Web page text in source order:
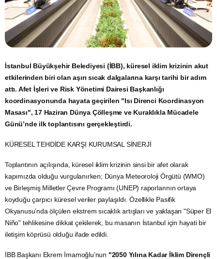
İstanbul Büyükşehir Belediyesi (İBB), küresel iklim krizinin akut
etkilerinden biri olan aşırı sıcak dalgalarına karşı tarihi bir adım
attı. Afet İşleri ve Risk Yönetimi Dairesi Başkanlığı
koordinasyonunda hayata geçirilen "Isı Direnci Koordinasyon
Masası", 17 Haziran Dünya Çölleşme ve Kuraklıkla Mücadele
Günü’nde ilk toplantısını gerçekleştirdi.
KÜRESEL TEHDİDE KARŞI KURUMSAL SİNERJİ
Toplantının açılışında, küresel iklim krizinin sinsi bir afet olarak
kapımızda olduğu vurgulanırken; Dünya Meteoroloji Örgütü (WMO)
ve Birleşmiş Milletler Çevre Programı (UNEP) raporlarının ortaya
koyduğu çarpıcı küresel veriler paylaşıldı. Özellikle Pasifik
Okyanusu’nda ölçülen ekstrem sıcaklık artışları ve yaklaşan "Süper El
Niño" tehlikesine dikkat çekilerek, bu masanın İstanbul için hayati bir
iletişim köprüsü olduğu ifade edildi.
İBB Başkanı Ekrem İmamoğlu’nun "2050 Yılına Kadar İklim Dirençli